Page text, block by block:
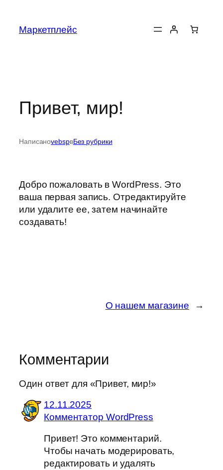
содержимому
Маркетплейс
Привет, мир!
НаписаноvebspвБез рубрики
Добро пожаловать в WordPress. Это
ваша первая запись. Отредактируйте
или удалите ее, затем начинайте
создавать!
О нашем магазине →
Комментарии
Один ответ для «Привет, мир!»
12.11.2025
Комментатор WordPress
Привет! Это комментарий.
Чтобы начать модерировать,
редактировать и удалять